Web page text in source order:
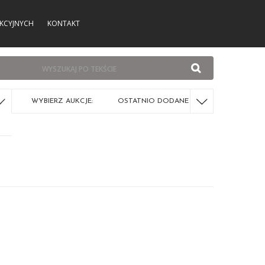
KONTAKT
WYBIERZ AUKCJE: OSTATNIO DODANE